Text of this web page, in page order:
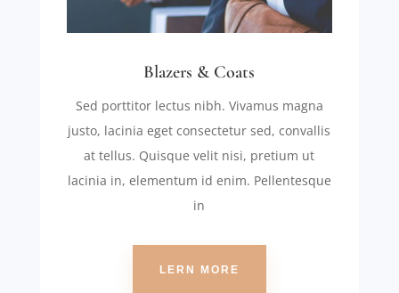
Blazers & Coats
Sed porttitor lectus nibh. Vivamus magna
justo, lacinia eget consectetur sed, convallis
at tellus. Quisque velit nisi, pretium ut
lacinia in, elementum id enim. Pellentesque
in
LERN MORE